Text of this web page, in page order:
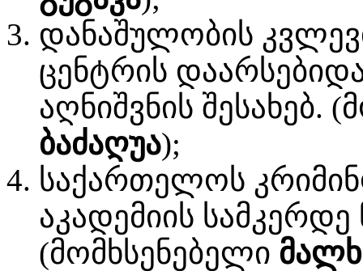
დანაშულობის
ცენტრის
აღნიშვნის შესახებ.
ბაძაღუა);
საქართელოს
აკადემიის სამკერდე
(მომხსენებელი